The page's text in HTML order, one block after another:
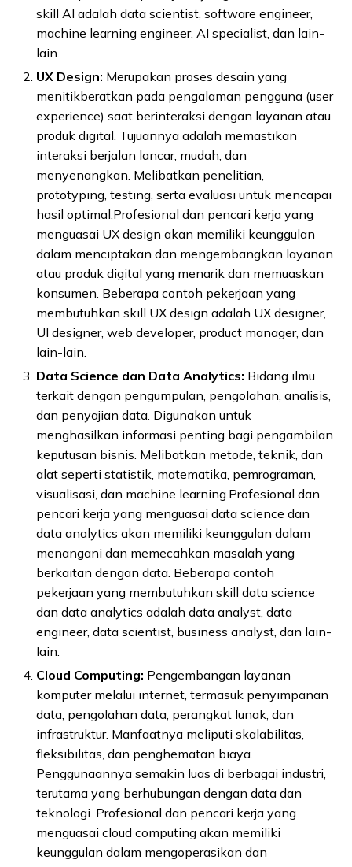
skill AI adalah data scientist, software engineer,
machine learning engineer, AI specialist, dan lain-
lain.
UX Design: Merupakan proses desain yang
menitikberatkan pada pengalaman pengguna (user
experience) saat berinteraksi dengan layanan atau
produk digital. Tujuannya adalah memastikan
interaksi berjalan lancar, mudah, dan
menyenangkan. Melibatkan penelitian,
prototyping, testing, serta evaluasi untuk mencapai
hasil optimal.Profesional dan pencari kerja yang
menguasai UX design akan memiliki keunggulan
dalam menciptakan dan mengembangkan layanan
atau produk digital yang menarik dan memuaskan
konsumen. Beberapa contoh pekerjaan yang
membutuhkan skill UX design adalah UX designer,
UI designer, web developer, product manager, dan
lain-lain.
Data Science dan Data Analytics: Bidang ilmu
terkait dengan pengumpulan, pengolahan, analisis,
dan penyajian data. Digunakan untuk
menghasilkan informasi penting bagi pengambilan
keputusan bisnis. Melibatkan metode, teknik, dan
alat seperti statistik, matematika, pemrograman,
visualisasi, dan machine learning.Profesional dan
pencari kerja yang menguasai data science dan
data analytics akan memiliki keunggulan dalam
menangani dan memecahkan masalah yang
berkaitan dengan data. Beberapa contoh
pekerjaan yang membutuhkan skill data science
dan data analytics adalah data analyst, data
engineer, data scientist, business analyst, dan lain-
lain.
Cloud Computing: Pengembangan layanan
komputer melalui internet, termasuk penyimpanan
data, pengolahan data, perangkat lunak, dan
infrastruktur. Manfaatnya meliputi skalabilitas,
fleksibilitas, dan penghematan biaya.
Penggunaannya semakin luas di berbagai industri,
terutama yang berhubungan dengan data dan
teknologi. Profesional dan pencari kerja yang
menguasai cloud computing akan memiliki
keunggulan dalam mengoperasikan dan